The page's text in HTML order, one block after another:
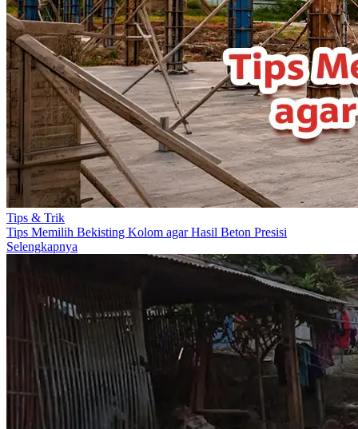
Tips & Trik
Tips Memilih Bekisting Kolom agar Hasil Beton Presisi
Selengkapnya